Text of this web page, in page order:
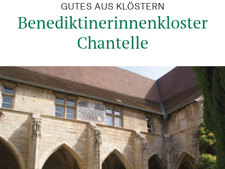
GUTES AUS KLÖSTERN
Benediktinerinnenkloster
Chantelle